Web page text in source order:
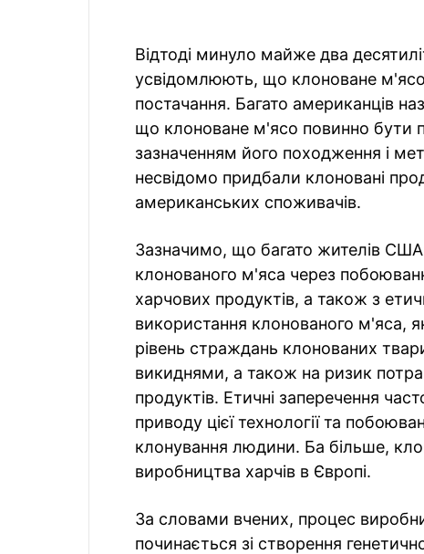
Відтоді минуло майже два
усвідомлюють, що клоноване
постачання. Багато американців
що клоноване м'ясо повинно бути
зазначенням його походження і
несвідомо придбали клоновані
американських споживачів.
Зазначимо, що багато жителів
клонованого м'яса через
харчових продуктів, а також з
використання клонованого м'яса,
рівень страждань клонованих
викиднями, а також на ризик
продуктів. Етичні заперечення
приводу цієї технології та
клонування людини. Ба більше,
виробництва харчів в Європі.
За словами вчених, процес
починається зі створення